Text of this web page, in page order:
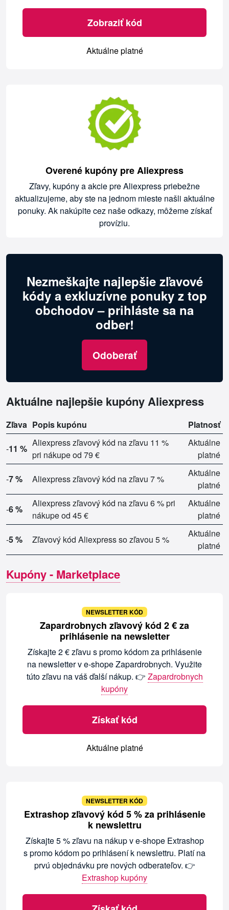
Zobraziť kód
Aktuálne platné
Overené kupóny pre Aliexpress
Zľavy, kupóny a akcie pre Aliexpress priebežne
aktualizujeme, aby ste na jednom mieste našli aktuálne
ponuky. Ak nakúpite cez naše odkazy, môžeme získať
províziu.
Nezmeškajte najlepšie zľavové
kódy a exkluzívne ponuky z top
obchodov – prihláste sa na
odber!
Odoberať
Aktuálne najlepšie kupóny Aliexpress
Zľava Popis kupónu Platnosť
-11 %
Aliexpress zľavový kód na zľavu 11 %
pri nákupe od 79 €
Aktuálne
platné
-7 % Aliexpress zľavový kód na zľavu 7 %
Aktuálne
platné
-6 %
Aliexpress zľavový kód na zľavu 6 % pri
nákupe od 45 €
Aktuálne
platné
-5 % Zľavový kód Aliexpress so zľavou 5 %
Aktuálne
platné
Kupóny - Marketplace
NEWSLETTER KÓD
Zapardrobnych zľavový kód 2 € za
prihlásenie na newsletter
Získajte 2 € zľavu s promo kódom za prihlásenie
na newsletter v e-shope Zapardrobnych. Využite
túto zľavu na váš ďalší nákup. 👉 Zapardrobnych
kupóny
Získať kód
Aktuálne platné
NEWSLETTER KÓD
Extrashop zľavový kód 5 % za prihlásenie
k newslettru
Získajte 5 % zľavu na nákup v e-shope Extrashop
s promo kódom po prihlásení k newslettru. Platí na
prvú objednávku pre nových odberateľov. 👉
Extrashop kupóny